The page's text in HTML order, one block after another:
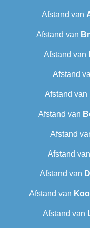
Afstand van
Afstand van
Afstand van
Afstand
Afstand van
Afstand van
Afstand
Afstand van
Afstand van
Afstand van
Afstand van